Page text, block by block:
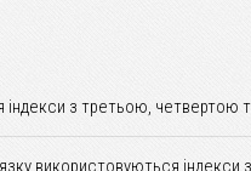
з третьою, четвертою
використовуються